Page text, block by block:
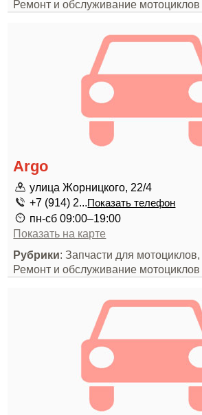
Ремонт и обслуживание мотоциклов
Argo
улица Жорницкого, 22/4
+7 (914) 2...Показать телефон
пн-сб 09:00–19:00
Показать на карте
Рубрики: Запчасти для
Ремонт и обслуживание мотоциклов